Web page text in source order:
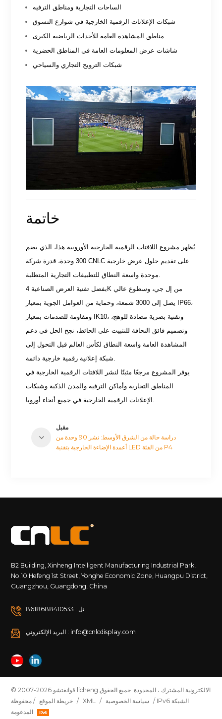
الساحات التجارية ومناطق الترفيه
شبكات الإعلانات الرقمية الخارجية في شوارع التسوق
مناطق المشاهدة العامة للأحداث الرياضية الكبرى
شاشات عرض المعلومات العامة في المناطق الحضرية
شبكات الترويج التجاري والسياحي
خاتمة
يُظهر مشروع اللافتات الرقمية الخارجية الأوروبية هذا، الذي يضم
300 وحدة، قدرة شركة CNLC على تقديم حلول عرض خارجية
موحدة واسعة النطاق للتطبيقات التجارية المتطلبة.
بفضل تقنية العرض الصناعية 4K من إل جي، وسطوع عالي
يصل إلى 3000 شمعة، وحماية من العوامل الجوية بمعيار IP66،
ومقاومة للصدمات بمعيار IK10، وتقنية بصرية مضادة للوهج،
وتصميم فائق النحافة للتثبيت على الحائط، نجح الحل في دعم
المشاهدة العامة واسعة النطاق لكأس العالم قبل التحول إلى
شبكة إعلانية رقمية خارجية دائمة.
يوفر المشروع مرجعًا مثبتًا لنشر اللافتات الرقمية الخارجية في
المناطق التجارية وأماكن الترفيه والمدن الذكية وشبكات
الإعلانات الرقمية الخارجية في جميع أنحاء أوروبا.
مقبل
دراسة حالة من الشرق الأوسط: نشر 90 وحدة من
أعمدة الإضاءة الخارجية بتقنية LED من الفئة P4
B2 Building, Xinheng Intelligent Manufacturing Industrial Park,
No.10 Hefeng 1st Street, Yonghe Economic Zone, Huangpu District,
Guangzhou, Guangdong, China
تل : 8618688410533
البريد الإلكتروني : info@cnlcdisplay.com
© 2007-2026 قوانغتشو licheng الالكترونية المشترك ، المحدودة جميع الحقوق
محفوظة / خريطة الموقع / XML / سياسة الخصوصية / IPv6 الشبكة